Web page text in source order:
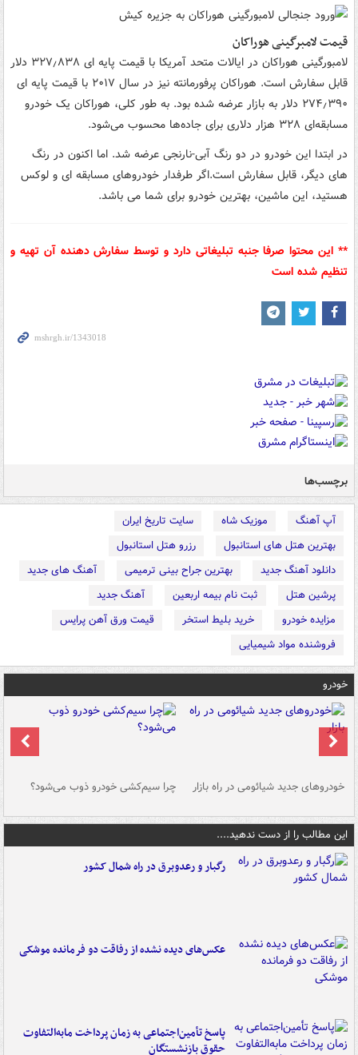
قیمت لامبرگینی هوراکان
لامبورگینی هوراکان در ایالات متحد آمریکا با قیمت پایه ای ۳۲۷٫۸۳۸ دلار
قابل سفارش است. هوراکان پرفورمانته نیز در سال ۲۰۱۷ با قیمت پایه ای
۲۷۴٫۳۹۰ دلار به بازار عرضه شده بود. به طور کلی، هوراکان یک خودرو
مسابقه‌ای ۳۲۸ هزار دلاری برای جاده‌ها محسوب می‌شود.
در ابتدا این خودرو در دو رنگ آبی-نارنجی عرضه شد. اما اکنون در رنگ
های دیگر، قابل سفارش است.اگر طرفدار خودروهای مسابقه ای و لوکس
هستید، این ماشین، بهترین خودرو برای شما می باشد.
** این محتوا صرفا جنبه تبلیغاتی دارد و توسط سفارش دهنده آن تهیه و
تنظیم شده است
برچسب‌ها
آپ آهنگ موزیک شاه
سایت تاریخ ایران
بهترین هتل های استانبول
رزرو هتل استانبول
دانلود آهنگ جدید
بهترین جراح بینی ترمیمی
آهنگ های جدید
پرشین هتل
ثبت نام بیمه اربعین
آهنگ جدید
مزایده خودرو
خرید بلیط استخر
قیمت ورق آهن پرایس
فروشنده مواد شیمیایی
خودرو
خودروهای جدید شیائومی در راه بازار چرا سیم‌کشی خودرو ذوب می‌شود؟
این مطالب را از دست ندهید....
رگبار و رعدوبرق در راه شمال کشور
عکس‌های دیده نشده از رفاقت دو فرمانده‌ موشکی
پاسخ تأمین‌اجتماعی به زمان پرداخت مابه‌التفاوت
حقوق بازنشستگان